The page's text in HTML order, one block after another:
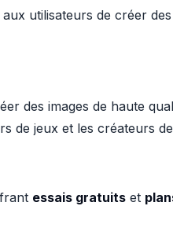
utilisateurs de créer
des images de haute
de jeux et les créateurs
essais gratuits et